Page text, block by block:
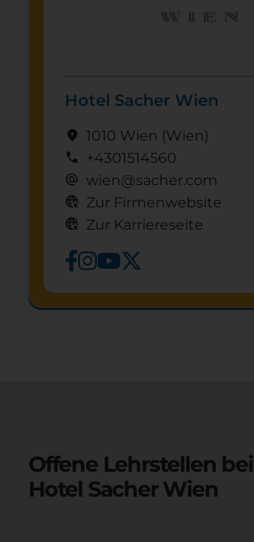
Hotel Sacher Wien
location_on 1010 Wien (Wien)
call +4301514560
alternate_email wien@sacher.com
captive_portal Zur Firmenwebsite
captive_portal Zur Karriereseite
Offene Lehrstellen bei
Hotel Sacher Wien